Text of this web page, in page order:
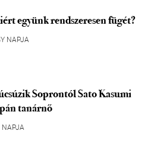
együnk rendszeresen fügét?
NAPJA
Soprontól Sato Kasumi
tanárnő
NAPJA